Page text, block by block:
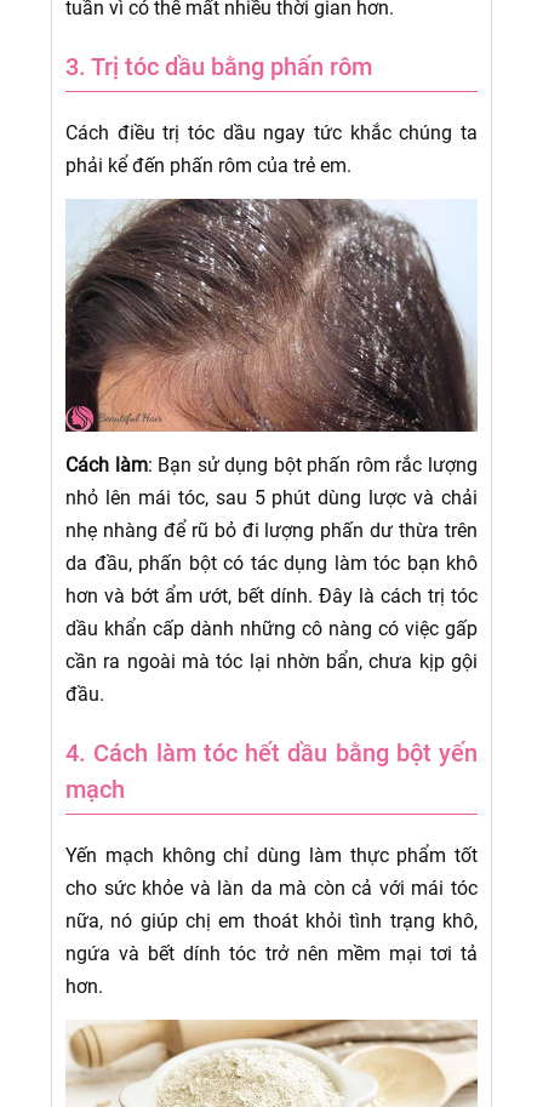
tuần vì có thể mất nhiều thời gian hơn.
3. Trị tóc dầu bằng phấn rôm
Cách điều trị tóc dầu ngay tức khắc chúng ta
phải kể đến phấn rôm của trẻ em.
Cách làm: Bạn sử dụng bột phấn rôm rắc lượng
nhỏ lên mái tóc, sau 5 phút dùng lược và chải
nhẹ nhàng để rũ bỏ đi lượng phấn dư thừa trên
da đầu, phấn bột có tác dụng làm tóc bạn khô
hơn và bớt ẩm ướt, bết dính. Đây là cách trị tóc
dầu khẩn cấp dành những cô nàng có việc gấp
cần ra ngoài mà tóc lại nhờn bẩn, chưa kịp gội
đầu.
4. Cách làm tóc hết dầu bằng bột yến
mạch
Yến mạch không chỉ dùng làm thực phẩm tốt
cho sức khỏe và làn da mà còn cả với mái tóc
nữa, nó giúp chị em thoát khỏi tình trạng khô,
ngứa và bết dính tóc trở nên mềm mại tơi tả
hơn.